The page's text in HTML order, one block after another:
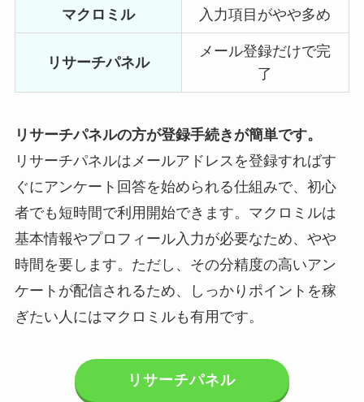
マクロミル 入力項目がやや多め
リサーチパネル
メール登録だけで完
了
リサーチパネルの方が登録手続きが簡単です。
リサーチパネルはメールアドレスを登録すればす
ぐにアンケート回答を始められる仕組みで、初心
者でも短時間で利用開始できます。マクロミルは
基本情報やプロフィール入力が必要なため、やや
時間を要します。ただし、その分精度の高いアン
ケートが配信されるため、しっかりポイントを稼
ぎたい人にはマクロミルも有用です。
リサーチパネル